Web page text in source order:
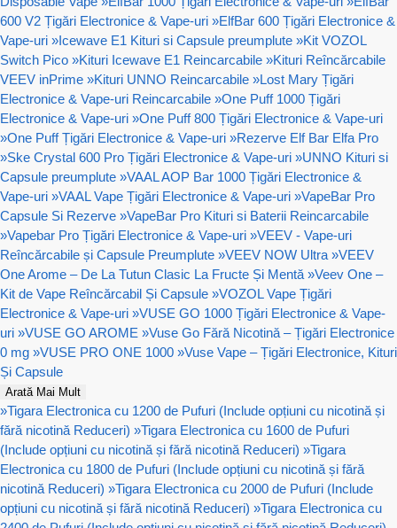
600 V2 Țigări Electronice & Vape-uri »ElfBar 600 Țigări Electronice &
Vape-uri »Icewave E1 Kituri si Capsule preumplute »Kit VOZOL
Switch Pico »Kituri Icewave E1 Reincarcabile »Kituri Reîncărcabile
VEEV inPrime »Kituri UNNO Reincarcabile »Lost Mary Țigări
Electronice & Vape-uri Reincarcabile »One Puff 1000 Țigări
Electronice & Vape-uri »One Puff 800 Țigări Electronice & Vape-uri
»One Puff Țigări Electronice & Vape-uri »Rezerve Elf Bar Elfa Pro
»Ske Crystal 600 Pro Țigări Electronice & Vape-uri »UNNO Kituri si
Capsule preumplute »VAAL AOP Bar 1000 Țigări Electronice &
Vape-uri »VAAL Vape Țigări Electronice & Vape-uri »VapeBar Pro
Capsule Si Rezerve »VapeBar Pro Kituri si Baterii Reincarcabile
»Vapebar Pro Țigări Electronice & Vape-uri »VEEV - Vape-uri
Reîncărcabile și Capsule Preumplute »VEEV NOW Ultra »VEEV
One Arome – De La Tutun Clasic La Fructe Și Mentă »Veev One –
Kit de Vape Reîncărcabil Și Capsule »VOZOL Vape Țigări
Electronice & Vape-uri »VUSE GO 1000 Țigări Electronice & Vape-
uri »VUSE GO AROME »Vuse Go Fără Nicotină – Țigări Electronice
0 mg »VUSE PRO ONE 1000 »Vuse Vape – Țigări Electronice, Kituri
Și Capsule
Arată Mai Mult
»Tigara Electronica cu 1200 de Pufuri (Include opțiuni cu nicotină și
fără nicotină Reduceri) »Tigara Electronica cu 1600 de Pufuri
(Include opțiuni cu nicotină și fără nicotină Reduceri) »Tigara
Electronica cu 1800 de Pufuri (Include opțiuni cu nicotină și fără
nicotină Reduceri) »Tigara Electronica cu 2000 de Pufuri (Include
opțiuni cu nicotină și fără nicotină Reduceri) »Tigara Electronica cu